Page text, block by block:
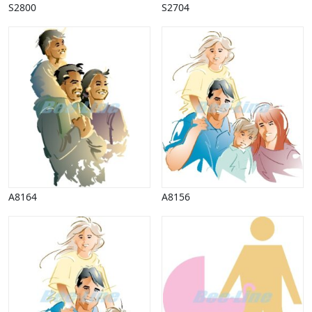
Påske
Penge, finans
Piktogrammer
Pinse
Politik, arbejdsmarked
Restauration, hotel
Scenarier
Skibe, både, søfart
Sommer
Spots
Sundhed, sygdom
Trafik, færdsel
Uddannelse
Udsalg og andre begreber
Underholdning, kultur
S2800 S2704
A8164 A8156